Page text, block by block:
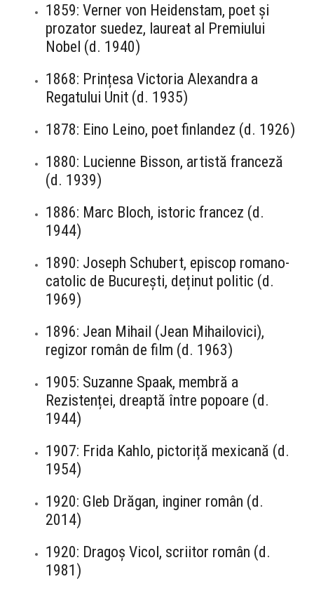
1859: Verner von Heidenstam, poet și
prozator suedez, laureat al Premiului
Nobel (d. 1940)
1868: Prințesa Victoria Alexandra a
Regatului Unit (d. 1935)
1878: Eino Leino, poet finlandez (d. 1926)
1880: Lucienne Bisson, artistă franceză
(d. 1939)
1886: Marc Bloch, istoric francez (d.
1944)
1890: Joseph Schubert, episcop romano-
catolic de București, deținut politic (d.
1969)
1896: Jean Mihail (Jean Mihailovici),
regizor român de film (d. 1963)
1905: Suzanne Spaak, membră a
Rezistenței, dreaptă între popoare (d.
1944)
1907: Frida Kahlo, pictoriță mexicană (d.
1954)
1920: Gleb Drăgan, inginer român (d.
2014)
1920: Dragoș Vicol, scriitor român (d.
1981)